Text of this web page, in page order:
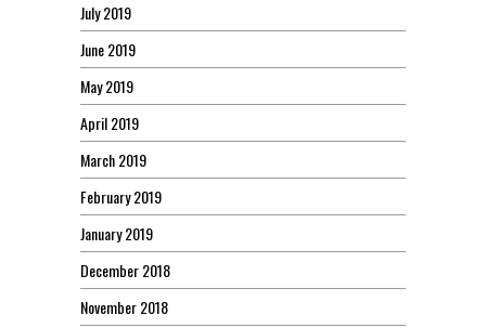
July 2019
June 2019
May 2019
April 2019
March 2019
February 2019
January 2019
December 2018
November 2018